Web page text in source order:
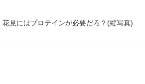
花見にはプロテインが必要だろ？(縦写真)